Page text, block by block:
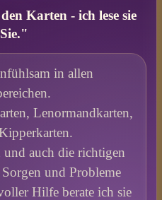
Karten - ich lese sie
in allen
Lenormandkarten,
auch die richtigen
und Probleme
Hilfe berate ich sie